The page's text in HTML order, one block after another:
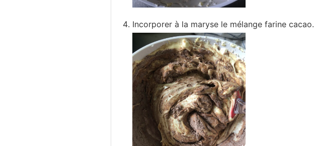
Incorporer à la maryse le mélange farine cacao.